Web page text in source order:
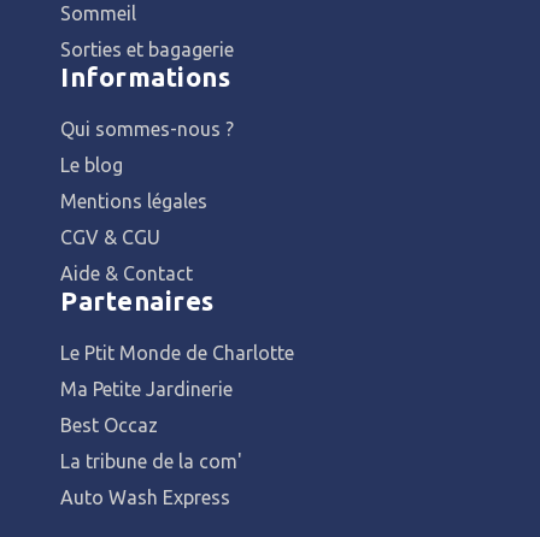
Sommeil
Sorties et bagagerie
Informations
Qui sommes-nous ?
Le blog
Mentions légales
CGV & CGU
Aide & Contact
Partenaires
Le Ptit Monde de Charlotte
Ma Petite Jardinerie
Best Occaz
La tribune de la com'
Auto Wash Express